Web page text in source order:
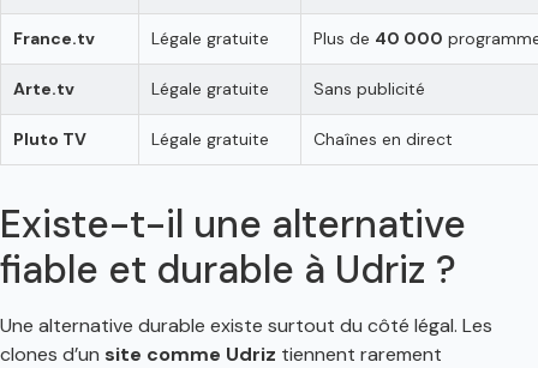
France.tv Légale gratuite Plus de 40 000
Arte.tv Légale gratuite Sans publicité
Pluto TV Légale gratuite Chaînes en direct
Existe-t-il une alternative
fiable et durable à Udriz ?
Une alternative durable existe surtout du côté légal. Les
clones d’un site comme Udriz tiennent rarement